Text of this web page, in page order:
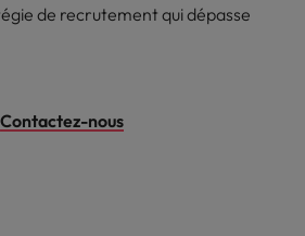
de recrutement qui dépasse
Contactez-nous